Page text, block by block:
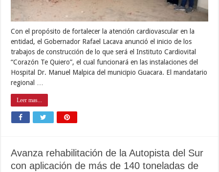
Con el propósito de fortalecer la atención cardiovascular en la
entidad, el Gobernador Rafael Lacava anunció el inicio de los
trabajos de construcción de lo que será el Instituto Cardiovital
“Corazón Te Quiero”, el cual funcionará en las instalaciones del
Hospital Dr. Manuel Malpica del municipio Guacara. El mandatario
regional …
Leer mas...
Avanza rehabilitación de la Autopista del Sur
con aplicación de más de 140 toneladas de